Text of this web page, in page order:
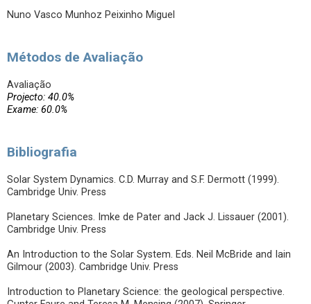
Nuno Vasco Munhoz Peixinho Miguel
Métodos de Avaliação
Avaliação
Projecto: 40.0%
Exame: 60.0%
Bibliografia
Solar System Dynamics. C.D. Murray and S.F. Dermott (1999).
Cambridge Univ. Press
Planetary Sciences. Imke de Pater and Jack J. Lissauer (2001).
Cambridge Univ. Press
An Introduction to the Solar System. Eds. Neil McBride and Iain
Gilmour (2003). Cambridge Univ. Press
Introduction to Planetary Science: the geological perspective.